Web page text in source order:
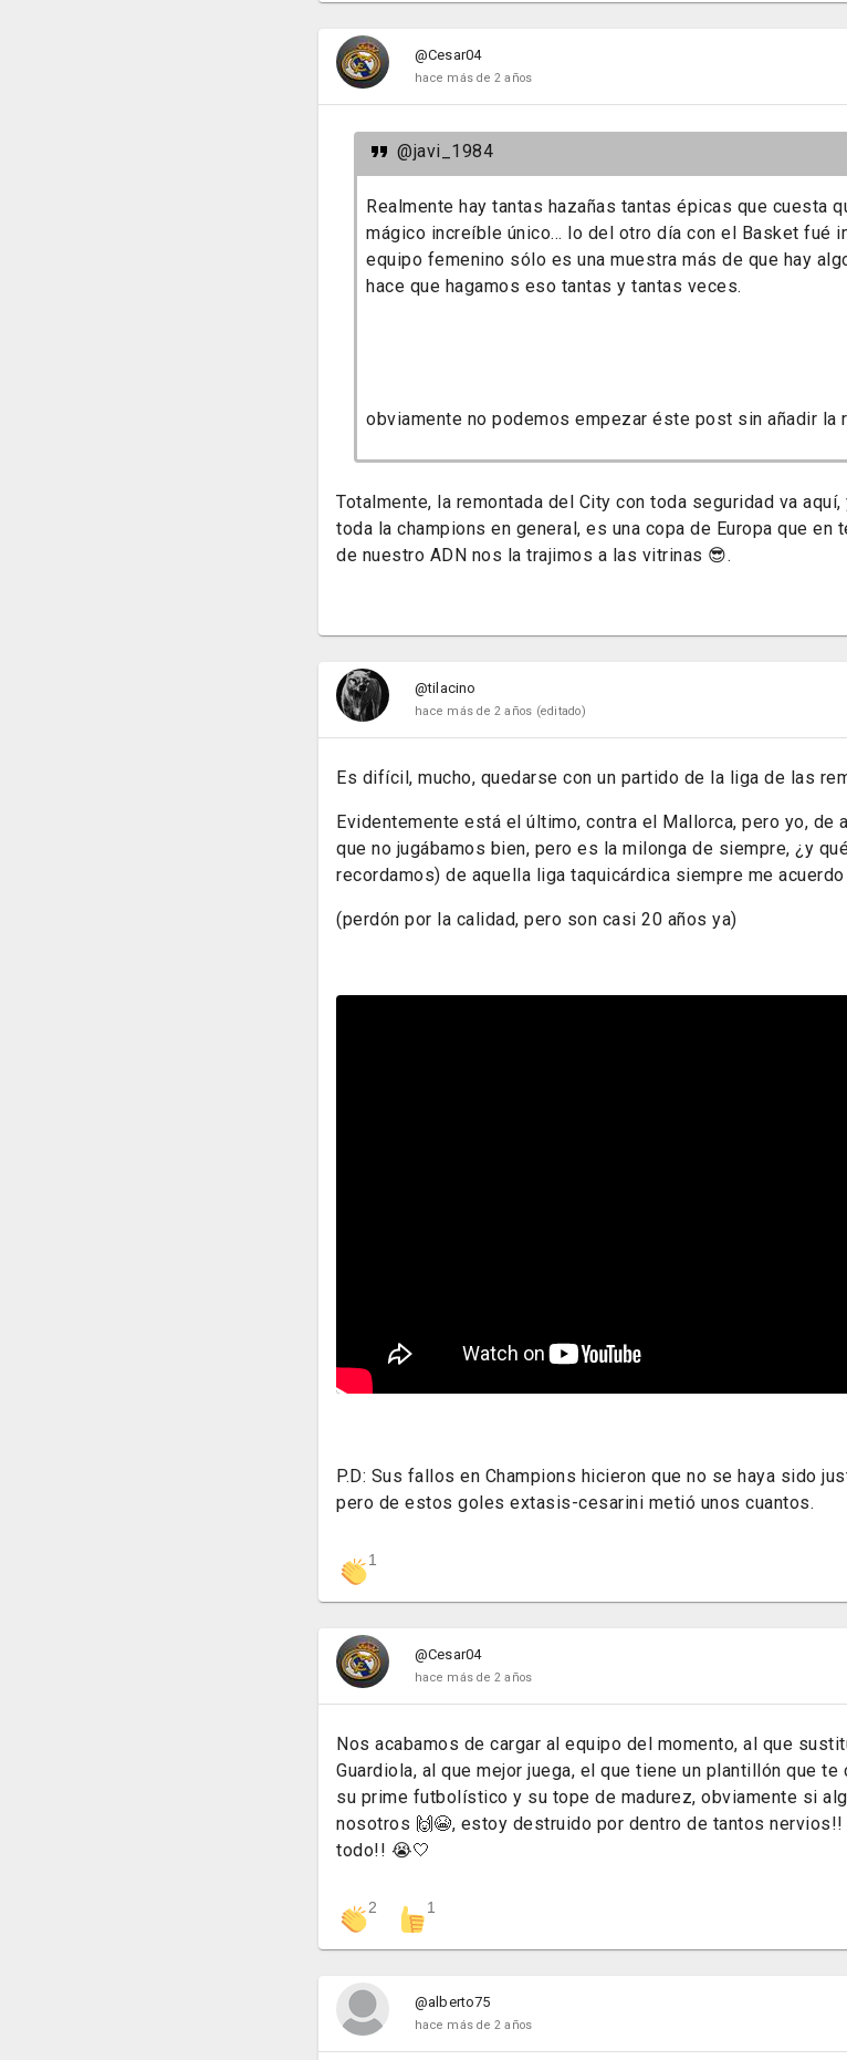
@Cesar04
hace más de 2 años
@javi_1984
Realmente hay tantas hazañas tantas épicas que cuesta
mágico increíble único… lo del otro día con el Basket fué
equipo femenino sólo es una muestra más de que hay
hace que hagamos eso tantas y tantas veces.
obviamente no podemos empezar éste post sin añadir la
Totalmente, la remontada del City con toda seguridad va
toda la champions en general, es una copa de Europa que en
de nuestro ADN nos la trajimos a las vitrinas 😎.
@tilacino
hace más de 2 años (editado)
Es difícil, mucho, quedarse con un partido de la liga de las
Evidentemente está el último, contra el Mallorca, pero yo, de
que no jugábamos bien, pero es la milonga de siempre, ¿y
recordamos) de aquella liga taquicárdica siempre me
(perdón por la calidad, pero son casi 20 años ya)
P.D: Sus fallos en Champions hicieron que no se haya sido
pero de estos goles extasis-cesarini metió unos cuantos.
1
@Cesar04
hace más de 2 años
Nos acabamos de cargar al equipo del momento, al que
Guardiola, al que mejor juega, el que tiene un plantillón que
su prime futbolístico y su tope de madurez, obviamente si
nosotros 🙌😭, estoy destruido por dentro de tantos
todo!! 😭🤍
2 1
@alberto75
hace más de 2 años